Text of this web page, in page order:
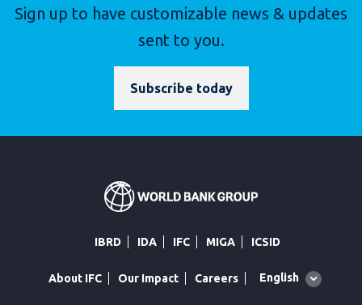
Sign up to have customizable news & updates
sent to you.
Subscribe today
IBRD IDA IFC MIGA ICSID
About IFC Our Impact Careers
Global
English